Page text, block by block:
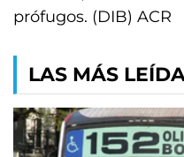
prófugos. (DIB) ACR
LAS MÁS